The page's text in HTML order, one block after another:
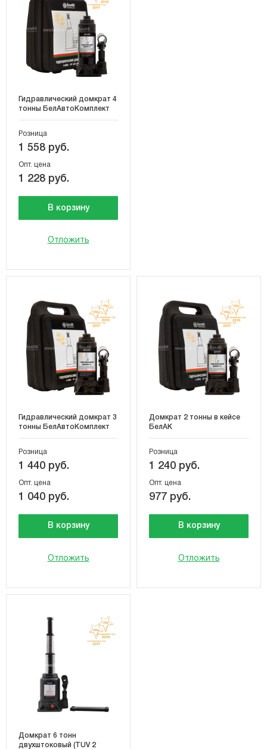
Гидравлический домкрат 4
тонны БелАвтоКомплект
Розница
1 558 руб.
Опт. цена
1 228 руб.
В корзину
Отложить
Гидравлический домкрат 3
тонны БелАвтоКомплект
Розница
1 440 руб.
Опт. цена
1 040 руб.
В корзину
Отложить
Домкрат 2 тонны в кейсе
БелАК
Розница
1 240 руб.
Опт. цена
977 руб.
В корзину
Отложить
Домкрат 6 тонн
двухштоковый (TUV 2